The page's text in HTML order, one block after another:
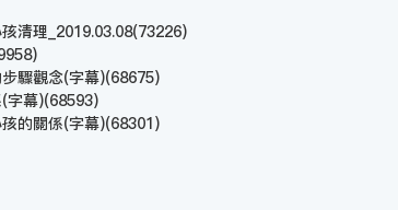
清理_2019.03.08(73226)
驟觀念(字幕)(68675)
字幕)(68593)
的關係(字幕)(68301)